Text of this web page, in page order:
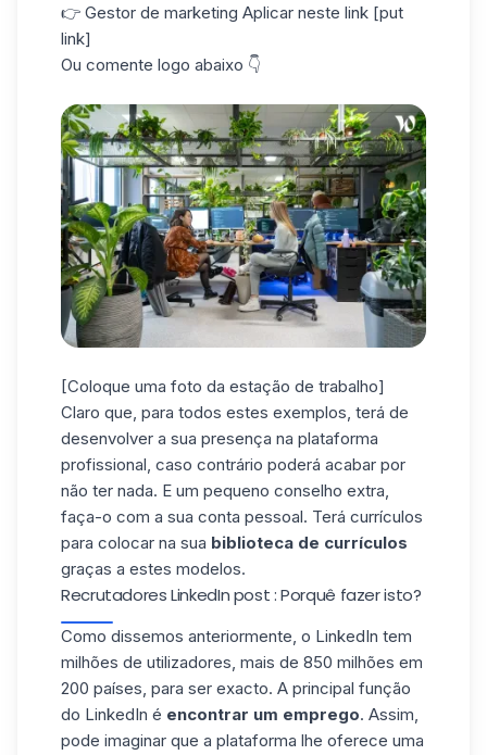
👉 Gestor de marketing Aplicar neste link [put
link]
Ou comente logo abaixo 👇
[Coloque uma foto da estação de trabalho]
Claro que, para todos estes exemplos, terá de
desenvolver a sua presença na plataforma
profissional, caso contrário poderá acabar por
não ter nada. E um pequeno conselho extra,
faça-o com a sua conta pessoal. Terá currículos
para colocar na sua biblioteca de currículos
graças a estes modelos.
Recrutadores LinkedIn post : Porquê fazer isto?
Como dissemos anteriormente, o LinkedIn tem
milhões de utilizadores, mais de 850 milhões em
200 países, para ser exacto. A principal função
do LinkedIn é encontrar um emprego. Assim,
pode imaginar que a plataforma lhe oferece uma